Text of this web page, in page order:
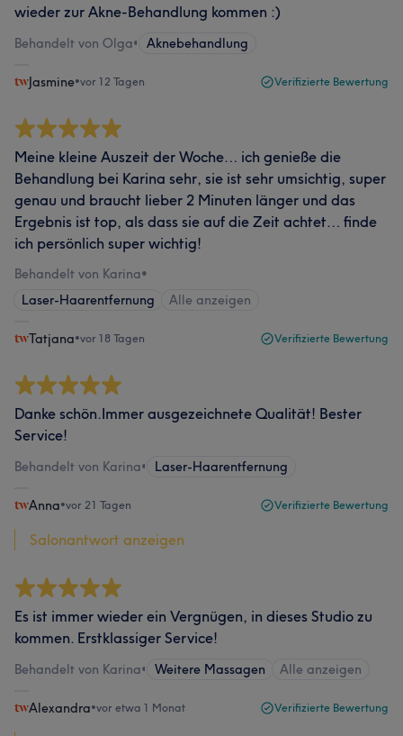
wieder zur Akne-Behandlung kommen :)
Behandelt von Olga• Aknebehandlung
Jasmine•vor 12 Tagen Verifizierte Bewertung
Meine kleine Auszeit der Woche… ich genieße die
Behandlung bei Karina sehr, sie ist sehr umsichtig, super
genau und braucht lieber 2 Minuten länger und das
Ergebnis ist top, als dass sie auf die Zeit achtet… finde
ich persönlich super wichtig!
Behandelt von Karina•
Laser-Haarentfernung
Alle anzeigen
Tatjana•vor 18 Tagen Verifizierte Bewertung
Danke schön.Immer ausgezeichnete Qualität! Bester
Service!
Behandelt von Karina• Laser-Haarentfernung
Anna•vor 21 Tagen Verifizierte Bewertung
Salonantwort anzeigen
Es ist immer wieder ein Vergnügen, in dieses Studio zu
kommen. Erstklassiger Service!
Behandelt von Karina• Weitere Massagen Alle anzeigen
Alexandra•vor etwa 1 Monat Verifizierte Bewertung